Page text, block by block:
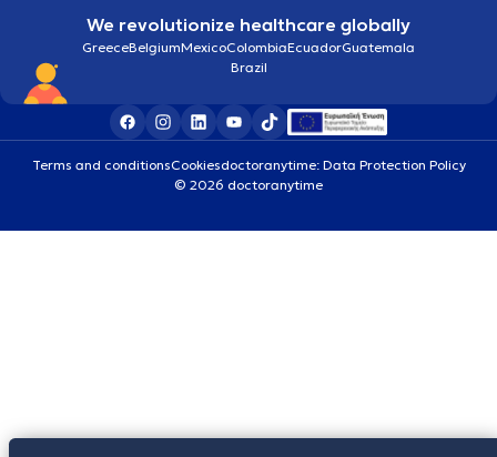
We revolutionize healthcare globally
GreeceBelgiumMexicoColombiaEcuadorGuatemala
Brazil
Terms and conditionsCookiesdoctoranytime: Data Protection Policy
© 2026 doctoranytime